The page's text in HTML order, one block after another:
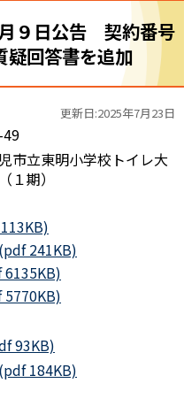
９日公告 契約番号
回答書を追加
更新日:2025年7月23日
立東明小学校トイレ大
１期）
241KB)
93KB)
184KB)